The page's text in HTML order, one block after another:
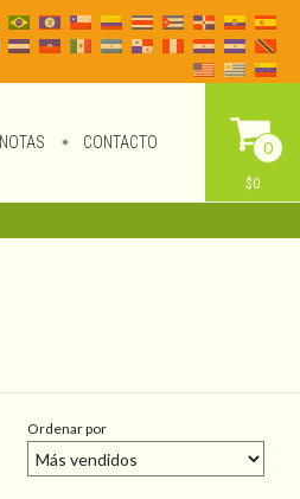
NOTAS CONTACTO 0
$0
Ordenar por